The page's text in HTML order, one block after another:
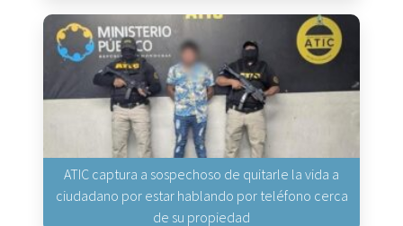
ATIC captura a sospechoso de quitarle la vida a
ciudadano por estar hablando por teléfono cerca
de su propiedad